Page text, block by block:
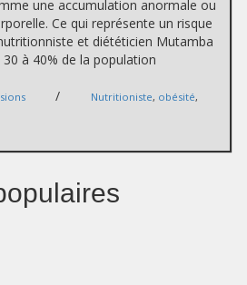
une accumulation anormale ou
Ce qui représente un risque
et diététicien Mutamba
à 40% de la population
/ Nutritioniste, obésité,